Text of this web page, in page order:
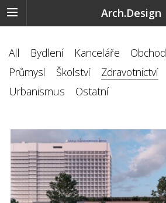
Arch.Design
All Bydlení Kanceláře Obchod
Průmysl
Školství
Zdravotnictví
Urbanismus
Ostatní